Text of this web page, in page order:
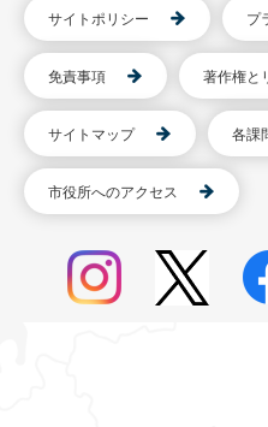
サイトポリシー プ
免責事項 著作権と
サイトマップ 各課
市役所へのアクセス